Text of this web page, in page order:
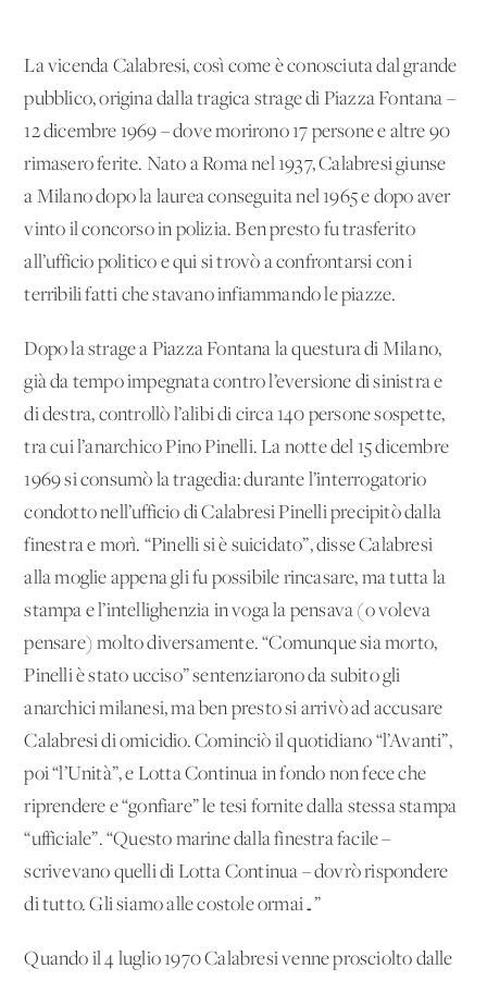
La vicenda Calabresi, così come è conosciuta dal grande
pubblico, origina dalla tragica strage di Piazza Fontana –
12 dicembre 1969 – dove morirono 17 persone e altre 90
rimasero ferite. Nato a Roma nel 1937, Calabresi giunse
a Milano dopo la laurea conseguita nel 1965 e dopo aver
vinto il concorso in polizia. Ben presto fu trasferito
all’ufficio politico e qui si trovò a confrontarsi con i
terribili fatti che stavano infiammando le piazze.
Dopo la strage a Piazza Fontana la questura di Milano,
già da tempo impegnata contro l’eversione di sinistra e
di destra, controllò l’alibi di circa 140 persone sospette,
tra cui l’anarchico Pino Pinelli. La notte del 15 dicembre
1969 si consumò la tragedia: durante l’interrogatorio
condotto nell’ufficio di Calabresi Pinelli precipitò dalla
finestra e morì. “Pinelli si è suicidato”, disse Calabresi
alla moglie appena gli fu possibile rincasare, ma tutta la
stampa e l’intellighenzia in voga la pensava (o voleva
pensare) molto diversamente. “Comunque sia morto,
Pinelli è stato ucciso” sentenziarono da subito gli
anarchici milanesi, ma ben presto si arrivò ad accusare
Calabresi di omicidio. Cominciò il quotidiano “l’Avanti”,
poi “l’Unità”, e Lotta Continua in fondo non fece che
riprendere e “gonfiare” le tesi fornite dalla stessa stampa
“ufficiale”. “Questo marine dalla finestra facile –
scrivevano quelli di Lotta Continua – dovrò rispondere
di tutto. Gli siamo alle costole ormai…”
Quando il 4 luglio 1970 Calabresi venne prosciolto dalle